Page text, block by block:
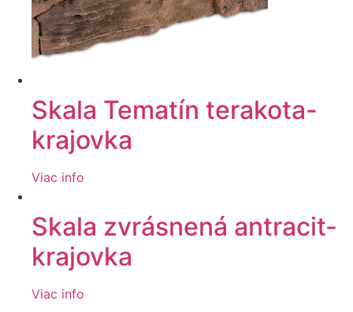
Skala Tematín terakota-
krajovka
Viac info
Skala zvrásnená antracit-
krajovka
Viac info